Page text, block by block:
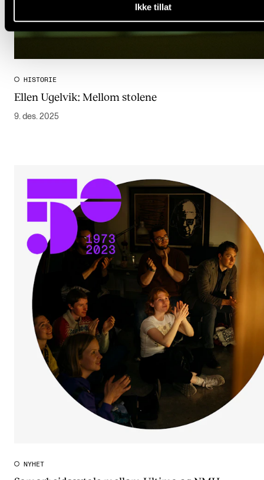
Ikke tillat
HISTORIE
Ellen Ugelvik: Mellom stolene
9. des. 2025
NYHET